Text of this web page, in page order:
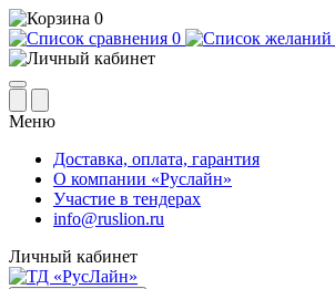
0
0
Меню
Доставка, оплата, гарантия
О компании «Руслайн»
Участие в тендерах
info@ruslion.ru
Личный кабинет